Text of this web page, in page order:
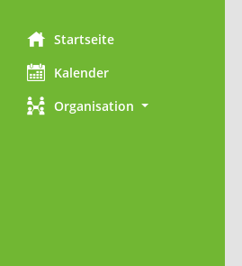
Startseite
Kalender
Organisation